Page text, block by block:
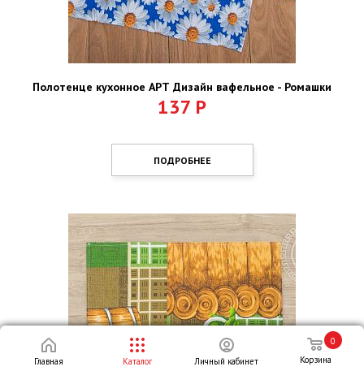
Полотенце кухонное АРТ Дизайн вафельное - Ромашки
137 Р
ПОДРОБНЕЕ
Главная Каталог Личный кабинет
0
Корзина